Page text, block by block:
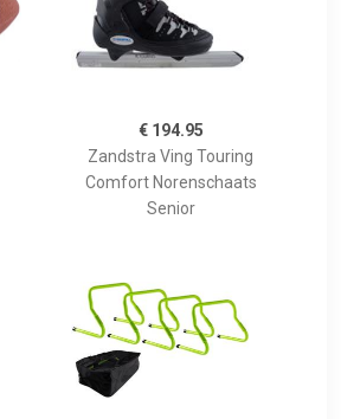
€ 194.95
Zandstra Ving Touring
Comfort Norenschaats
Senior